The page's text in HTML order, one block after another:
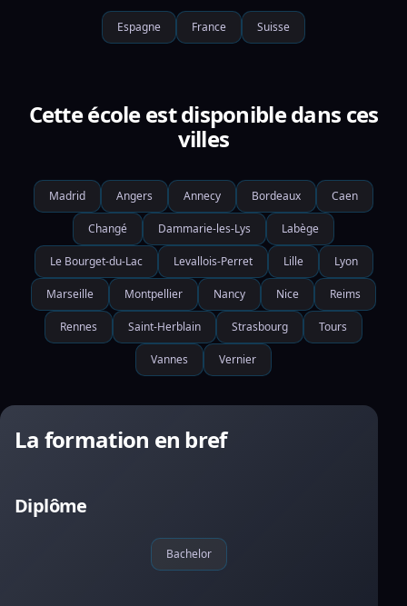
Espagne France Suisse
Cette école est disponible dans ces
villes
Madrid Angers Annecy Bordeaux Caen
Changé Dammarie-les-Lys Labège
Le Bourget-du-Lac Levallois-Perret Lille Lyon
Marseille Montpellier Nancy Nice Reims
Rennes Saint-Herblain Strasbourg Tours
Vannes Vernier
La formation en bref
Diplôme
Bachelor